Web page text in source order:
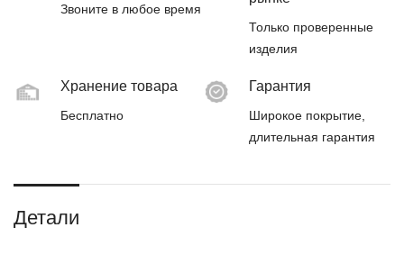
Звоните в любое время
Только проверенные
изделия
Хранение товара
Бесплатно
Гарантия
Широкое покрытие,
длительная гарантия
Детали